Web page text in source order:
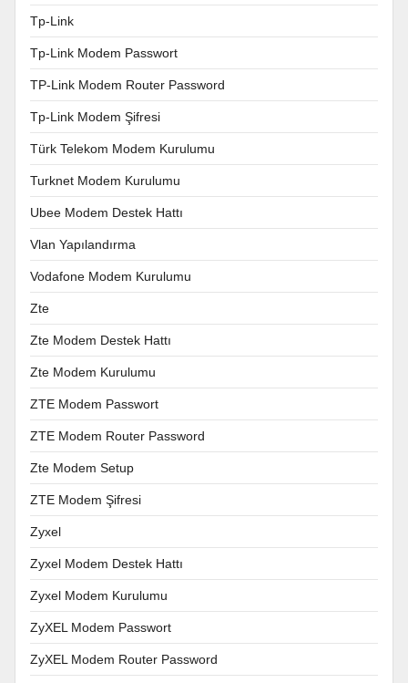
Tp-Link
Tp-Link Modem Passwort
TP-Link Modem Router Password
Tp-Link Modem Şifresi
Türk Telekom Modem Kurulumu
Turknet Modem Kurulumu
Ubee Modem Destek Hattı
Vlan Yapılandırma
Vodafone Modem Kurulumu
Zte
Zte Modem Destek Hattı
Zte Modem Kurulumu
ZTE Modem Passwort
ZTE Modem Router Password
Zte Modem Setup
ZTE Modem Şifresi
Zyxel
Zyxel Modem Destek Hattı
Zyxel Modem Kurulumu
ZyXEL Modem Passwort
ZyXEL Modem Router Password